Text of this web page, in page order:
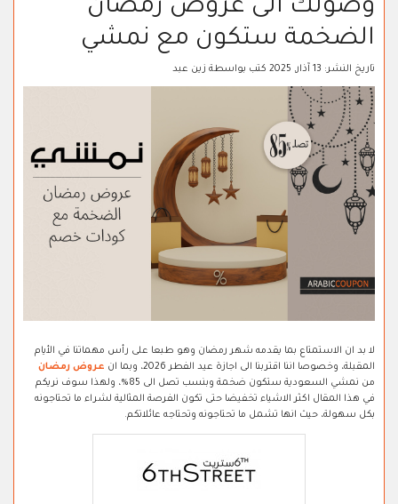
وصولك الى عروض رمضان
الضخمة ستكون مع نمشي
تاريخ النشر: 13 آذار, 2025 كتب بواسطة زين عبد
لا بد ان الاستمتاع بما يقدمه شهر رمضان وهو طبعا على رأس مهماتنا في الأيام
المقبلة، وخصوصا اننا اقتربنا الى اجازة عيد الفطر 2026، وبما ان
عروض رمضان
من نمشي السعودية ستكون ضخمة وبنسب تصل الى 85%، ولهذا سوف نريكم
في هذا المقال اكثر الاشياء تخفيضا حتى تكون الفرصة المثالية لشراء ما تحتاجونه
بكل سهولة، حيث انها تشمل ما تحتاجونه وتحتاجه عائلاتكم.